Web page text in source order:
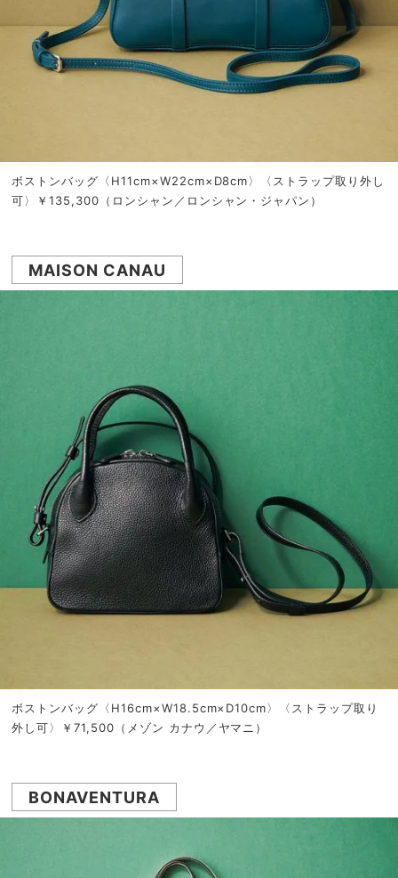
ボストンバッグ〈H11cm×W22cm×D8cm〉〈ストラップ取り外し
可〉￥135,300（ロンシャン／ロンシャン・ジャパン）
MAISON CANAU
ボストンバッグ〈H16cm×W18.5cm×D10cm〉〈ストラップ取り
外し可〉￥71,500（メゾン カナウ／ヤマニ）
BONAVENTURA